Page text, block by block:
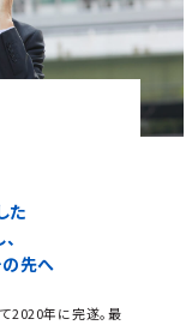
た
先へ
2020年に完遂。最